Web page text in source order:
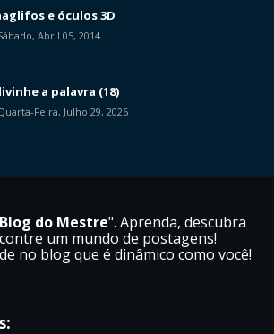
e óculos 3D
Abril 05, 2014
a palavra (18)
Feira, Julho 29, 2026
do Mestre". Aprenda, descubra
um mundo de postagens!
no blog que é dinâmico como você!